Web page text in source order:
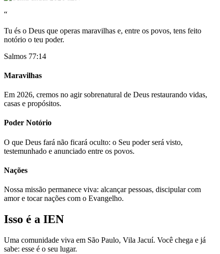
“
Tu és o Deus que operas maravilhas e, entre os povos, tens feito
notório o teu poder.
Salmos 77:14
Maravilhas
Em 2026, cremos no agir sobrenatural de Deus restaurando vidas,
casas e propósitos.
Poder Notório
O que Deus fará não ficará oculto: o Seu poder será visto,
testemunhado e anunciado entre os povos.
Nações
Nossa missão permanece viva: alcançar pessoas, discipular com
amor e tocar nações com o Evangelho.
Isso é a IEN
Uma comunidade viva em São Paulo, Vila Jacuí. Você chega e já
sabe: esse é o seu lugar.